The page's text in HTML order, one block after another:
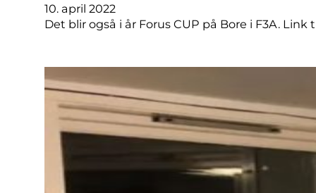
10. april 2022
Det blir også i år Forus CUP på Bore i F3A.